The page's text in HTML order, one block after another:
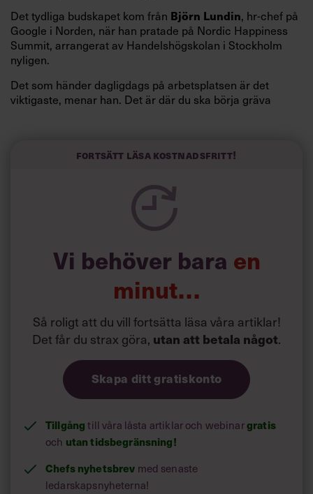
Det tydliga budskapet kom från Björn Lundin, hr-chef på
Google i Norden, när han pratade på Nordic Happiness
Summit, arrangerat av Handelshögskolan i Stockholm
nyligen.
Det som händer dagligdags på arbetsplatsen är det
viktigaste, menar han. Det är där du ska börja gräva
och höjt arbetsglädjen på Google:
Fortsätt läsa kostnadsfritt!
Vi behöver bara en
minut…
Så roligt att du vill fortsätta läsa våra artiklar!
Det får du strax göra, utan att betala något.
Skapa ditt gratiskonto
Tillgångtill våra låsta artiklar och webinargratis
och utan tidsbegränsning!
Chefs nyhetsbrev med senaste
ledarskapsnyheterna!